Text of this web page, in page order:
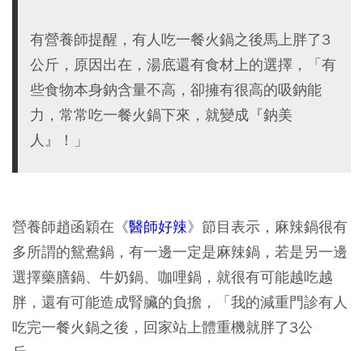
有營養師提醒，有人吃一餐火鍋之後馬上胖了3
公斤，原因出在，湯底還有食材上的選擇，「有
些食物本身鈉含量不高，卻擁有很高的吸鈉能
力，常常吃一餐火鍋下來，就變成『鈉美
人』！」
營養師趙函穎在《醫師好辣》節目表示，麻辣鍋很有
多所謂的鴛鴦鍋，有一邊一定是麻辣鍋，若是另一邊
選擇藥膳鍋、牛奶鍋、咖哩鍋，就很有可能越吃越
胖，還有可能造成腎臟的負擔，「我的減重門診有人
吃完一餐火鍋之後，回家站上體重機就胖了3公